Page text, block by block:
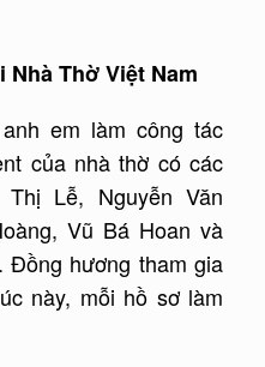
Thờ Việt Nam
em làm công tác
của nhà thờ có các
Lễ, Nguyễn Văn
Vũ Bá Hoan và
Đồng hương tham gia
này, mỗi hồ sơ làm